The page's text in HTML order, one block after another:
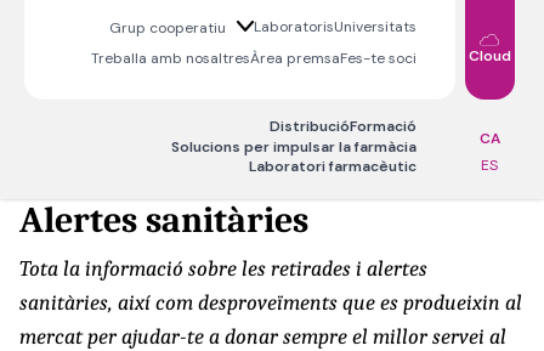
Grup cooperatiu LaboratorisUniversitats
Treballa amb nosaltresÀrea premsaFes-te soci
DistribucióFormació
Solucions per impulsar la farmàcia
Laboratori farmacèutic
Cloud
CA
ES
Alertes sanitàries
Tota la informació sobre les retirades i alertes
sanitàries, així com desproveïments que es produeixin al
mercat per ajudar-te a donar sempre el millor servei al